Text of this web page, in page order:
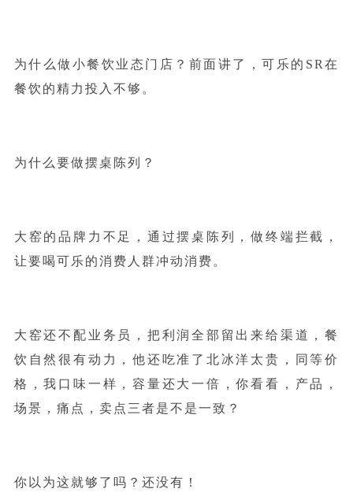
为什么做小餐饮业态门店？前面讲了，可乐的SR在
餐饮的精力投入不够。
为什么要做摆桌陈列？
大窑的品牌力不足，通过摆桌陈列，做终端拦截，
让要喝可乐的消费人群冲动消费。
大窑还不配业务员，把利润全部留出来给渠道，餐
饮自然很有动力，他还吃准了北冰洋太贵，同等价
格，我口味一样，容量还大一倍，你看看，产品，
场景，痛点，卖点三者是不是一致？
你以为这就够了吗？还没有！